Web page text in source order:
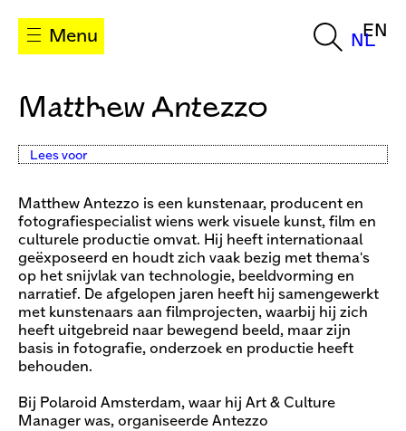
Menu NL
EN
Matthew Antezzo
Lees voor
Matthew Antezzo is een kunstenaar, producent en
fotografiespecialist wiens werk visuele kunst, film en
culturele productie omvat. Hij heeft internationaal
geëxposeerd en houdt zich vaak bezig met thema's
op het snijvlak van technologie, beeldvorming en
narratief. De afgelopen jaren heeft hij samengewerkt
met kunstenaars aan filmprojecten, waarbij hij zich
heeft uitgebreid naar bewegend beeld, maar zijn
basis in fotografie, onderzoek en productie heeft
behouden.
Bij Polaroid Amsterdam, waar hij Art & Culture
Manager was, organiseerde Antezzo